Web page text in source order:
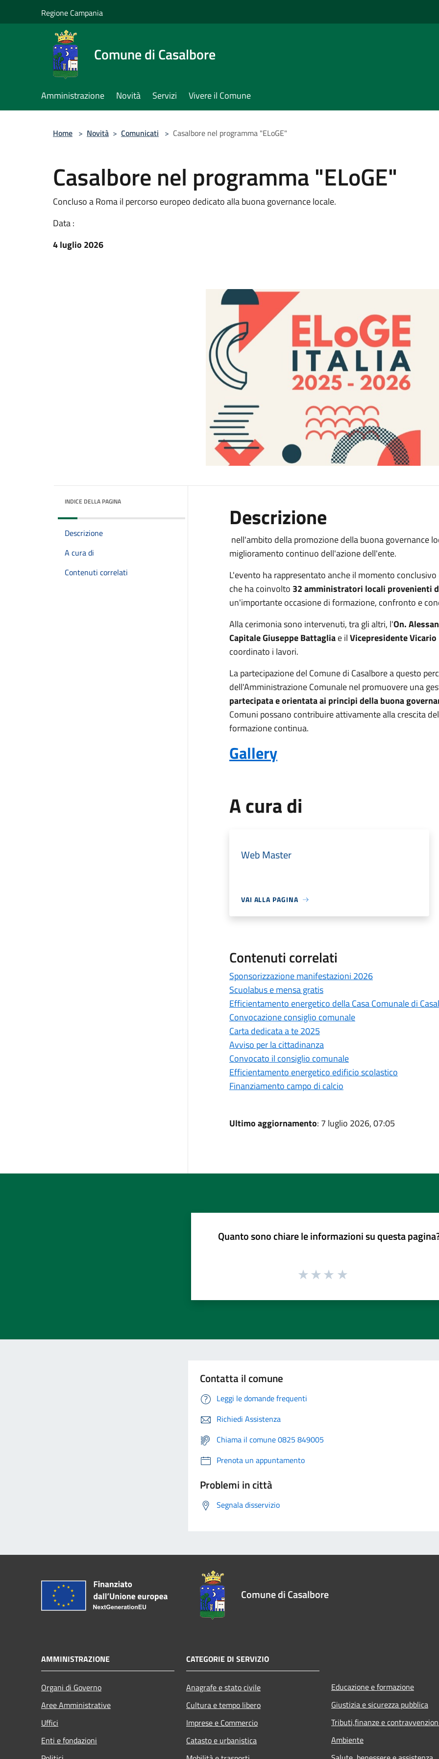
Regione Campania
Comune di Casalbore
Amministrazione Novità Servizi Vivere il Comune
Home > Novità > Comunicati > Casalbore nel programma "ELoGE"
Casalbore nel programma "ELoGE"
Concluso a Roma il percorso europeo dedicato alla buona governance locale.
Data :
4 luglio 2026
INDICE DELLA PAGINA
Descrizione
A cura di
Contenuti correlati
Descrizione
nell'ambito della promozione della buona governance
miglioramento continuo dell'azione dell'ente.
L'evento ha rappresentato anche il momento
che ha coinvolto 32 amministratori locali provenienti
un'importante occasione di formazione, confronto e
Alla cerimonia sono intervenuti, tra gli altri, l'On.
Capitale Giuseppe Battagliae ilVicepresidente Vicario
coordinato i lavori.
La partecipazione del Comune di Casalbore a questo
dell'Amministrazione Comunale nel promuovere una
partecipata e orientata ai principi della buona
Comuni possano contribuire attivamente alla crescita
formazione continua.
Gallery
A cura di
Web Master
VAI ALLA PAGINA
Contenuti correlati
Sponsorizzazione manifestazioni 2026
Scuolabus e mensa gratis
Efficientamento energetico della Casa Comunale di
Convocazione consiglio comunale
Carta dedicata a te 2025
Avviso per la cittadinanza
Convocato il consiglio comunale
Efficientamento energetico edificio scolastico
Finanziamento campo di calcio
Ultimo aggiornamento: 7 luglio 2026, 07:05
Quanto sono chiare le informazioni su questa
Contatta il comune
Leggi le domande frequenti
Richiedi Assistenza
Chiama il comune 0825 849005
Prenota un appuntamento
Problemi in città
Segnala disservizio
Comune di Casalbore
AMMINISTRAZIONE
Organi di Governo
Aree Amministrative
Uffici
Enti e fondazioni
CATEGORIE DI SERVIZIO
Anagrafe e stato civile
Cultura e tempo libero
Imprese e Commercio
Catasto e urbanistica
Educazione e formazione
Giustizia e sicurezza pubblica
Tributi,finanze e
Ambiente